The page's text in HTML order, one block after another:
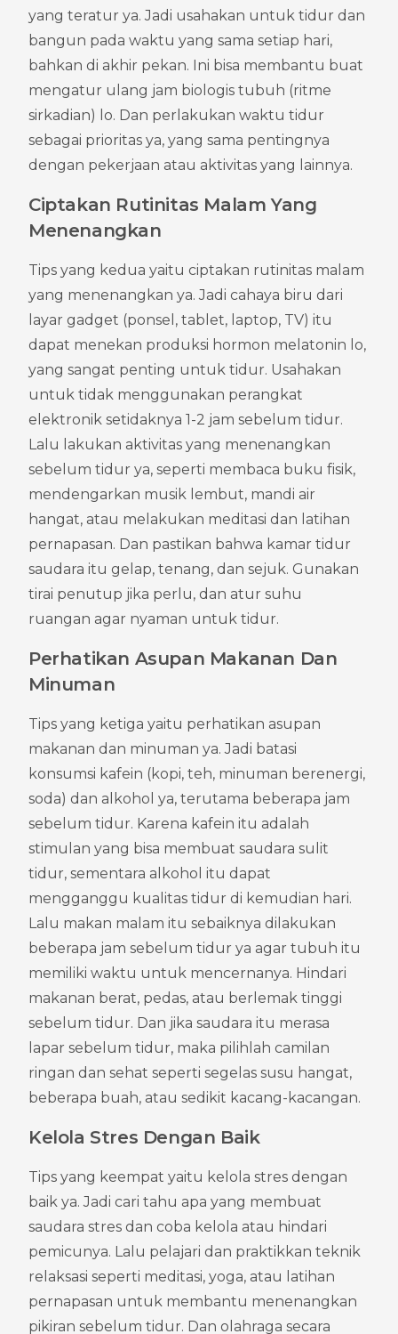
yang teratur ya. Jadi usahakan untuk tidur dan
bangun pada waktu yang sama setiap hari,
bahkan di akhir pekan. Ini bisa membantu buat
mengatur ulang jam biologis tubuh (ritme
sirkadian) lo. Dan perlakukan waktu tidur
sebagai prioritas ya, yang sama pentingnya
dengan pekerjaan atau aktivitas yang lainnya.
Ciptakan Rutinitas Malam Yang
Menenangkan
Tips yang kedua yaitu ciptakan rutinitas malam
yang menenangkan ya. Jadi cahaya biru dari
layar gadget (ponsel, tablet, laptop, TV) itu
dapat menekan produksi hormon melatonin lo,
yang sangat penting untuk tidur. Usahakan
untuk tidak menggunakan perangkat
elektronik setidaknya 1-2 jam sebelum tidur.
Lalu lakukan aktivitas yang menenangkan
sebelum tidur ya, seperti membaca buku fisik,
mendengarkan musik lembut, mandi air
hangat, atau melakukan meditasi dan latihan
pernapasan. Dan pastikan bahwa kamar tidur
saudara itu gelap, tenang, dan sejuk. Gunakan
tirai penutup jika perlu, dan atur suhu
ruangan agar nyaman untuk tidur.
Perhatikan Asupan Makanan Dan
Minuman
Tips yang ketiga yaitu perhatikan asupan
makanan dan minuman ya. Jadi batasi
konsumsi kafein (kopi, teh, minuman berenergi,
soda) dan alkohol ya, terutama beberapa jam
sebelum tidur. Karena kafein itu adalah
stimulan yang bisa membuat saudara sulit
tidur, sementara alkohol itu dapat
mengganggu kualitas tidur di kemudian hari.
Lalu makan malam itu sebaiknya dilakukan
beberapa jam sebelum tidur ya agar tubuh itu
memiliki waktu untuk mencernanya. Hindari
makanan berat, pedas, atau berlemak tinggi
sebelum tidur. Dan jika saudara itu merasa
lapar sebelum tidur, maka pilihlah camilan
ringan dan sehat seperti segelas susu hangat,
beberapa buah, atau sedikit kacang-kacangan.
Kelola Stres Dengan Baik
Tips yang keempat yaitu kelola stres dengan
baik ya. Jadi cari tahu apa yang membuat
saudara stres dan coba kelola atau hindari
pemicunya. Lalu pelajari dan praktikkan teknik
relaksasi seperti meditasi, yoga, atau latihan
pernapasan untuk membantu menenangkan
pikiran sebelum tidur. Dan olahraga secara